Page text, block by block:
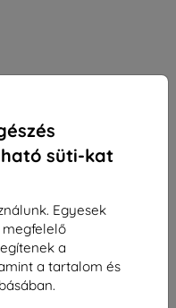
süti-kat
Egyesek
a
a tartalom és
Realme 14 Pro+-